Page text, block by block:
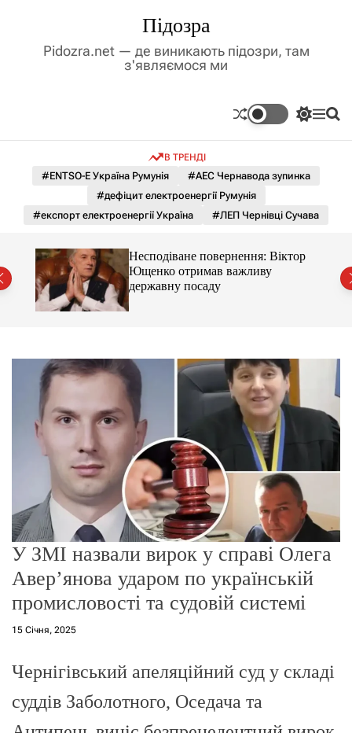
Підозра
Pidozra.net — де виникають підозри, там
з'являємося ми
П
м
и
а
о
г
о
р
е
ж
и
м
у
М П
В ТРЕНДІ
#ENTSO-E Україна Румунія
#АЕС Чернавода зупинка
#дефіцит електроенергії Румунія
#експорт електроенергії Україна
#ЛЕП Чернівці Сучава
Несподіване повернення: Віктор
Ющенко отримав важливу
державну посаду
У ЗМІ назвали вирок у справі Олега
Авер’янова ударом по українській
промисловості та судовій системі
15 Січня, 2025
Чернігівський апеляційний суд у складі
суддів Заболотного, Оседача та